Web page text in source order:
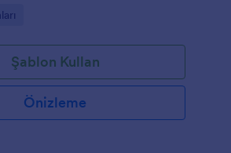
Şablon Kullan
Önizleme